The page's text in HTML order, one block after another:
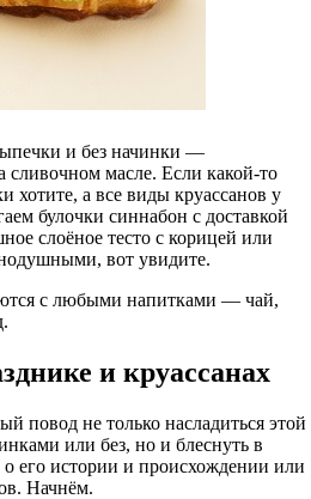
и без начинки —
сливочном масле. Если какой-то
хотите, а все виды круассанов у
булочки синнабон с доставкой
слоёное тесто с корицей или
вот увидите.
с любыми напитками — чай,
и круассанах
повод не только насладиться этой
или без, но и блеснуть в
его истории и происхождении или
Начнём.